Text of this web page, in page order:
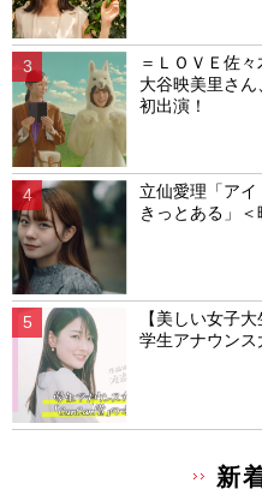
＝ＬＯＶＥ佐
大谷映美里さ
初出演！
立仙愛理「ア
きっとある」
【美しい女子
学生アナウン
新